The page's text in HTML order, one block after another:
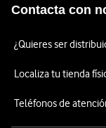
Contacta con
¿Quieres ser
Localiza tu tienda
Teléfonos de